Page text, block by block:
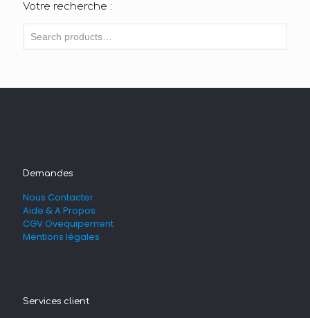
Votre recherche :
Demandes
Nous Contacter
Aide & A Propos
CGV Ovequipement
Mentions légales
Services client